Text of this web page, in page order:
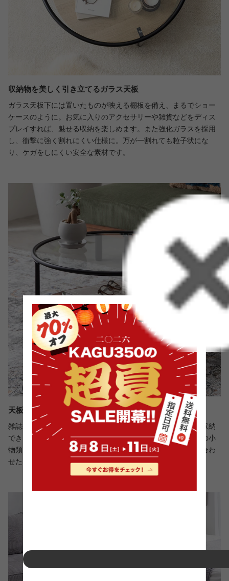
収納物を美しく引き立てるガラス天板
ガラス天板下には置いたものが映える棚板を備え、まるでショー
ケースのように。お気に入りのアクセサリーや雑貨などをディス
プレイすれば、魅せる収納を楽しめます。また強化ガラスを採用
し、衝撃に強く割れにくい仕様に。万が一割れても粒子状にな
り、ケガをしにくい安全な素材です。
天板下には、片付けも取り出しも便利な収納棚
雑誌やリモコン、ティッシュなど、よく使う小物をすっきり収納
できるスペースを確保。収納としてだけでなく、お気に入りの小
物類を飾ってディスプレイとしても楽しめ、生活スタイルに合わ
せた自由な使い方が可能です。